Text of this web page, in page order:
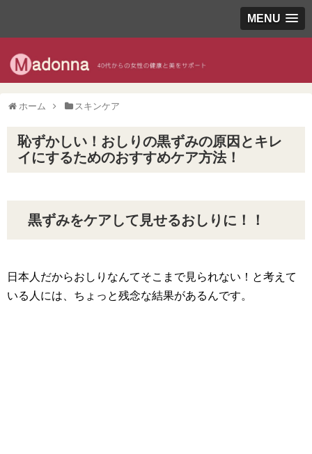
MENU
ホーム スキンケア
恥ずかしい！おしりの黒ずみの原因とキレ
イにするためのおすすめケア方法！
黒ずみをケアして見せるおしりに！！
日本人だからおしりなんてそこまで見られない！と考えて
いる人には、ちょっと残念な結果があるんです。